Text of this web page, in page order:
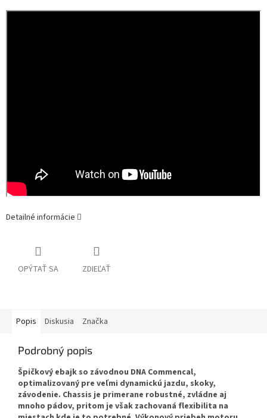
Detailné informácie
OPÝTAŤ SA ZDIEĽAŤ
Popis Diskusia Značka
Podrobný popis
Špičkový ebajk so závodnou DNA Commencal,
optimalizovaný pre veľmi dynamickú jazdu, skoky,
závodenie. Chassis je primerane robustné, zvládne aj
mnoho pádov, pritom je však zachovaná flexibilita na